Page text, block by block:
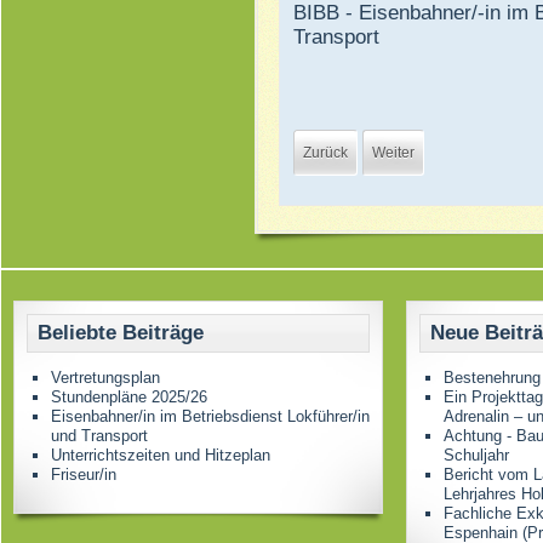
BIBB - Eisenbahner/-in im
Transport
Zurück Weiter
Beliebte Beiträge
Vertretungsplan
Stundenpläne 2025/26
Eisenbahner/in im Betriebsdienst Lokführer/in
und Transport
Unterrichtszeiten und Hitzeplan
Friseur/in
Neue
Ein
Adrenalin –
Achtung -
Schuljahr
Bericht vom
Lehrjahres
Fachliche
Espenhain